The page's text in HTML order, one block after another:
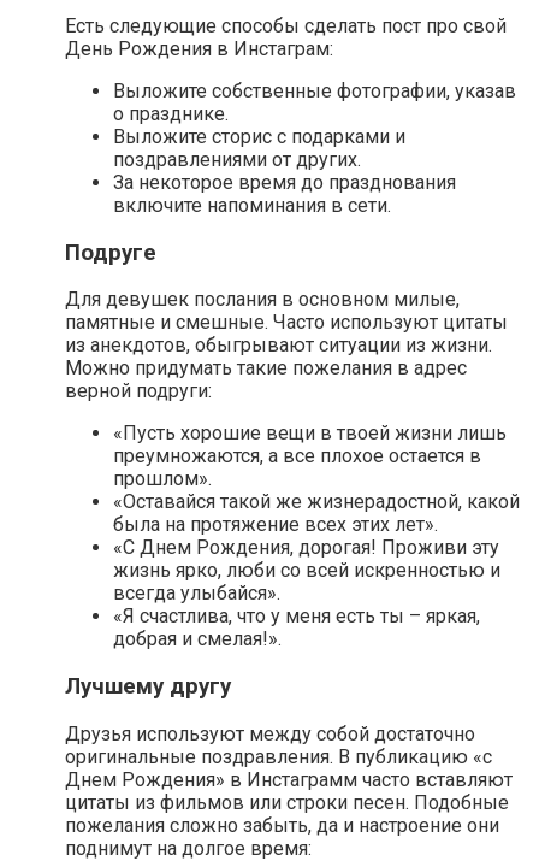
Есть следующие способы сделать пост про свой
День Рождения в Инстаграм:
Выложите собственные фотографии, указав
о празднике.
Выложите сторис с подарками и
поздравлениями от других.
За некоторое время до празднования
включите напоминания в сети.
Подруге
Для девушек послания в основном милые,
памятные и смешные. Часто используют цитаты
из анекдотов, обыгрывают ситуации из жизни.
Можно придумать такие пожелания в адрес
верной подруги:
«Пусть хорошие вещи в твоей жизни лишь
преумножаются, а все плохое остается в
прошлом».
«Оставайся такой же жизнерадостной, какой
была на протяжение всех этих лет».
«С Днем Рождения, дорогая! Проживи эту
жизнь ярко, люби со всей искренностью и
всегда улыбайся».
«Я счастлива, что у меня есть ты – яркая,
добрая и смелая!».
Лучшему другу
Друзья используют между собой достаточно
оригинальные поздравления. В публикацию «с
Днем Рождения» в Инстаграмм часто вставляют
цитаты из фильмов или строки песен. Подобные
пожелания сложно забыть, да и настроение они
поднимут на долгое время: